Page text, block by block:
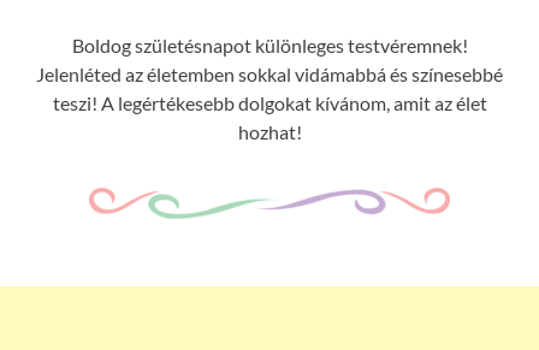
Boldog születésnapot különleges testvéremnek!
Jelenléted az életemben sokkal vidámabbá és színesebbé
teszi! A legértékesebb dolgokat kívánom, amit az élet
hozhat!